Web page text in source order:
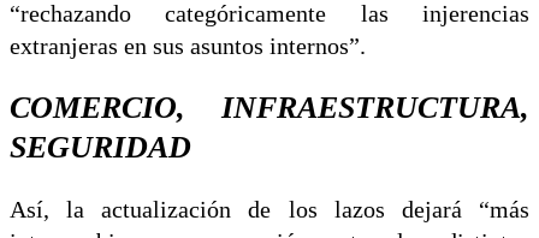
“rechazando categóricamente las injerencias
extranjeras en sus asuntos internos”.
COMERCIO, INFRAESTRUCTURA,
SEGURIDAD
Así, la actualización de los lazos dejará “más